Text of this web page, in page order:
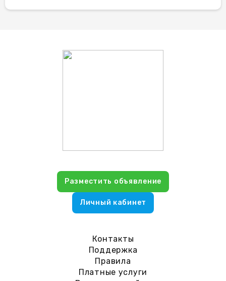
Контакты
Поддержка
Правила
Платные услуги
Разместить объявление
Личный кабинет